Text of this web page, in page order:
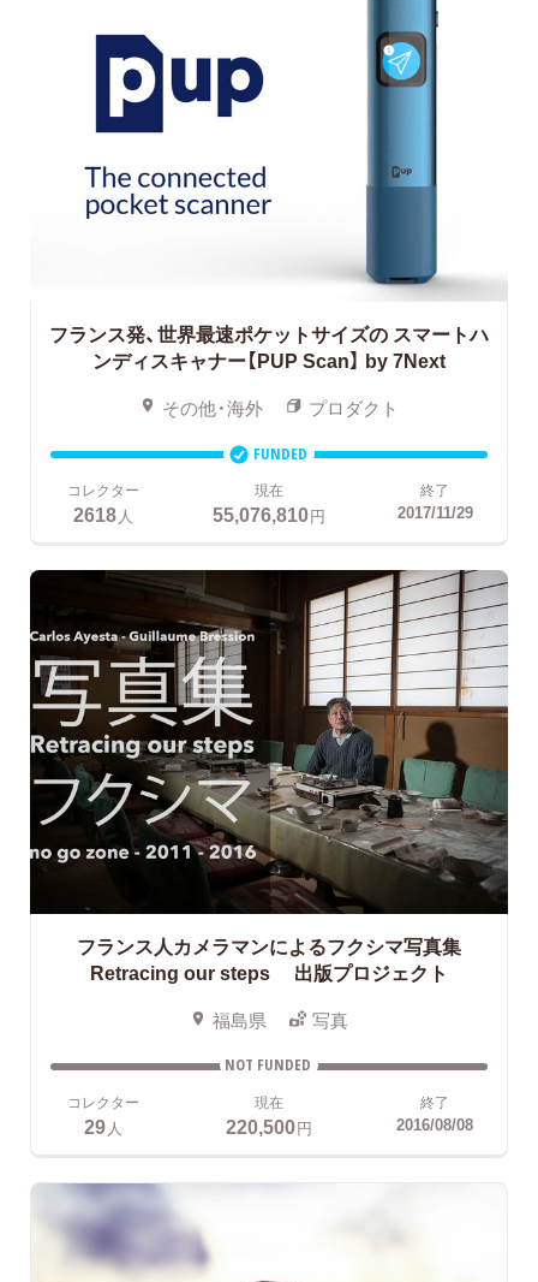
フランス発、世界最速ポケットサイズの スマートハ
ンディスキャナー【PUP Scan】 by 7Next
その他・海外 プロダクト
FUNDED
コレクター
2618 人
現在
55,076,810円
終了
2017/11/29
フランス人カメラマンによるフクシマ写真集
Retracing our steps 出版プロジェクト
福島県 写真
NOT FUNDED
コレクター
29人
現在
220,500円
終了
2016/08/08